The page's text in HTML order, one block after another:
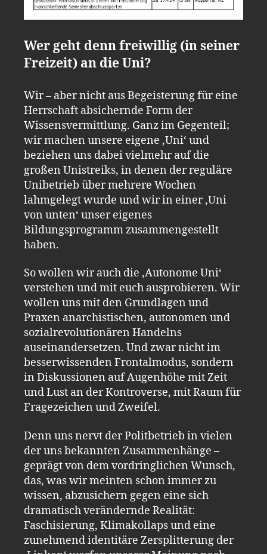
Wer geht denn freiwillig (in seiner
Freizeit) an die Uni?
Wir – aber nicht aus Begeisterung für eine
Herrschaft absichernde Form der
Wissensvermittlung. Ganz im Gegenteil;
wir machen unsere eigene ‚Uni‘ und
beziehen uns dabei vielmehr auf die
großen Unistreiks, in denen der reguläre
Unibetrieb über mehrere Wochen
lahmgelegt wurde und wir in einer ‚Uni
von unten‘ unser eigenes
Bildungsprogramm zusammengestellt
haben.
So wollen wir auch die ‚Autonome Uni‘
verstehen und mit euch ausprobieren. Wir
wollen uns mit den Grundlagen und
Praxen anarchistischen, autonomen und
sozialrevolutionären Handelns
auseinandersetzen. Und zwar nicht im
besserwissenden Frontalmodus, sondern
in Diskussionen auf Augenhöhe mit Zeit
und Lust an der Kontroverse, mit Raum für
Fragezeichen und Zweifel.
Denn uns nervt der Politbetrieb in vielen
der uns bekannten Zusammenhänge –
geprägt von dem vordringlichen Wunsch,
das, was wir meinten schon immer zu
wissen, abzusichern gegen eine sich
dramatisch verändernde Realität:
Faschisierung, Klimakollaps und eine
zunehmend identitäre Zersplitterung der